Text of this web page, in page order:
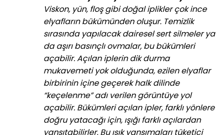
Viskon, yün, floş gibi doğal iplikler çok ince
elyafların bükümünden oluşur. Temizlik
sırasında yapılacak dairesel sert silmeler ya
da aşırı basınçlı ovmalar, bu bükümleri
açabilir. Açılan iplerin dik durma
mukavemeti yok olduğunda, ezilen elyaflar
birbirinin içine geçerek halk dilinde
“keçelenme” adı verilen görüntüye yol
açabilir. Bükümleri açılan ipler, farklı yönlere
doğru yatacağı için, ışığı farklı açılardan
yansıtabilirler. Bu ışık yansımaları tüketici